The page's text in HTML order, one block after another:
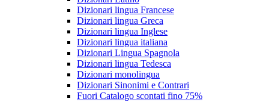
Dizionari lingua Francese
Dizionari lingua Greca
Dizionari lingua Inglese
Dizionari lingua italiana
Dizionari Lingua Spagnola
Dizionari lingua Tedesca
Dizionari monolingua
Dizionari Sinonimi e Contrari
Fuori Catalogo scontati fino 75%